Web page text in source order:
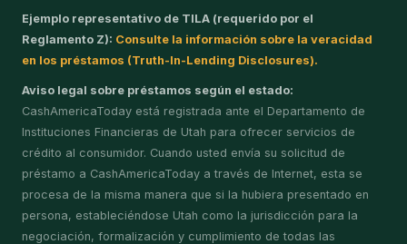
Ejemplo representativo de TILA (requerido por el
Reglamento Z): Consulte la información sobre la veracidad
en los préstamos (Truth-In-Lending Disclosures).
Aviso legal sobre préstamos según el estado:
CashAmericaToday está registrada ante el Departamento de
Instituciones Financieras de Utah para ofrecer servicios de
crédito al consumidor. Cuando usted envía su solicitud de
préstamo a CashAmericaToday a través de Internet, esta se
procesa de la misma manera que si la hubiera presentado en
persona, estableciéndose Utah como la jurisdicción para la
negociación, formalización y cumplimiento de todas las